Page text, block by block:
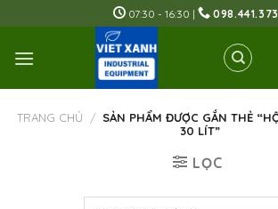
to
content
07:30 - 16:30 |
TRANG CHỦ / SẢN PHẨM ĐƯỢC GẮN THẺ
30 LÍT”
LỌC